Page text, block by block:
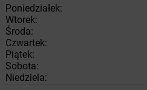
Poniedziałek:
Wtorek:
Środa:
Czwartek:
Piątek:
Sobota:
Niedziela: